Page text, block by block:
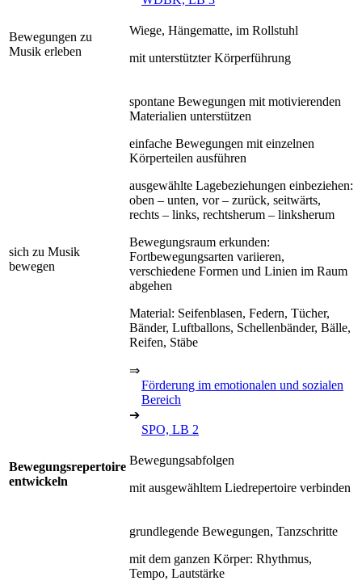
Bewegungen zu
Musik erleben
Wiege, Hängematte, im Rollstuhl
mit unterstützter Körperführung
sich zu Musik
bewegen
spontane Bewegungen mit motivierenden
Materialien unterstützen
einfache Bewegungen mit einzelnen
Körperteilen ausführen
ausgewählte Lagebeziehungen einbeziehen:
oben – unten, vor – zurück, seitwärts,
rechts – links, rechtsherum – linksherum
Bewegungsraum erkunden:
Fortbewegungsarten variieren,
verschiedene Formen und Linien im Raum
abgehen
Material: Seifenblasen, Federn, Tücher,
Bänder, Luftballons, Schellenbänder, Bälle,
Reifen, Stäbe
⇒
Förderung im emotionalen und sozialen
Bereich
➔
SPO, LB 2
Bewegungsrepertoire
entwickeln
Bewegungsabfolgen
mit ausgewähltem Liedrepertoire verbinden
grundlegende Bewegungen, Tanzschritte
mit dem ganzen Körper: Rhythmus,
Tempo, Lautstärke